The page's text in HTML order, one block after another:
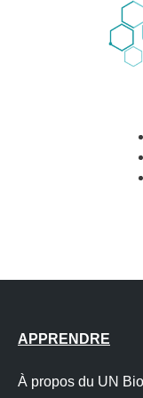
APPRENDRE
À propos du UN